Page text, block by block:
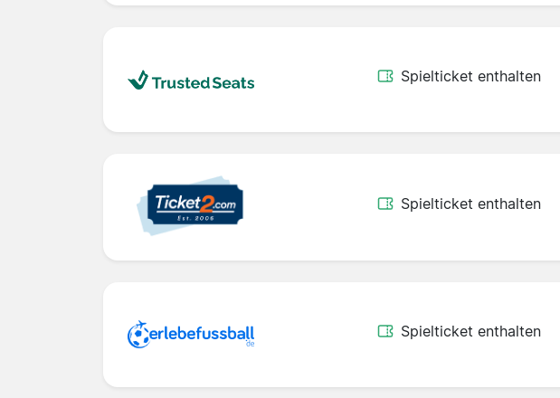
Spielticket enthalten
Spielticket enthalten
Spielticket enthalten